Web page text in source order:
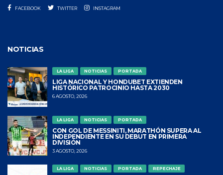
FACEBOOK TWITTER INSTAGRAM
NOTICIAS
LA LIGA NOTICIAS PORTADA
LIGA NACIONAL Y HONDUBET EXTIENDEN
HISTÓRICO PATROCINIO HASTA 2030
6 AGOSTO, 2026
LA LIGA NOTICIAS PORTADA
CON GOL DE MESSINITI, MARATHÓN SUPERA AL
INDEPENDIENTE EN SU DEBUT EN PRIMERA
DIVISIÓN
3 AGOSTO, 2026
LA LIGA NOTICIAS PORTADA REPECHAJE